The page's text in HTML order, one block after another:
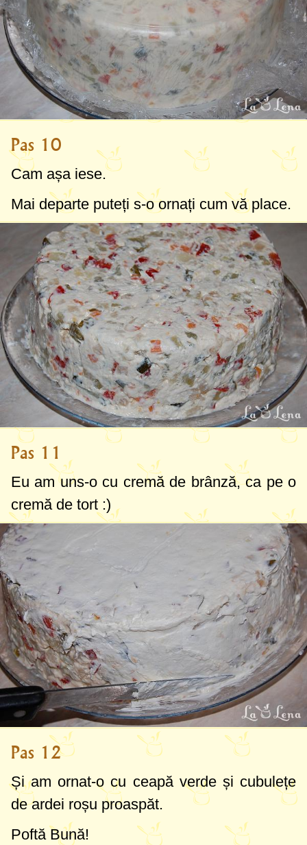
Pas 10
Cam așa iese.
Mai departe puteți s-o ornați cum vă place.
Pas 11
Eu am uns-o cu cremă de brânză, ca pe o
cremă de tort :)
Pas 12
Și am ornat-o cu ceapă verde și cubulețe
de ardei roșu proaspăt.
Poftă Bună!